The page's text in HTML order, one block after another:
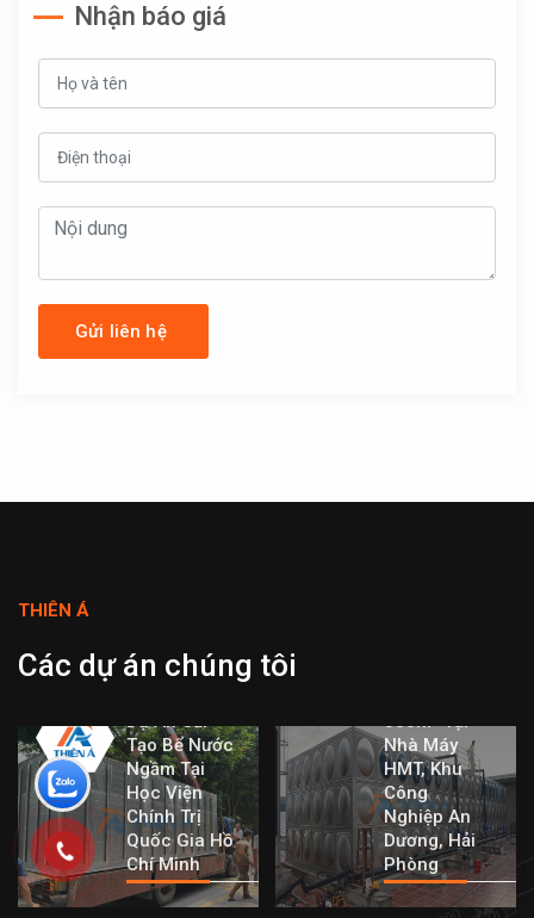
Nhận báo giá
THIÊN Á
Các dự án chúng tôi
Dự Án Cải
Tạo Bể Nước
Ngầm Tại
Học Viện
Chính Trị
Quốc Gia Hồ
Chí Minh
360m³ Tại
Nhà Máy
HMT, Khu
Công
Nghiệp An
Dương, Hải
Phòng